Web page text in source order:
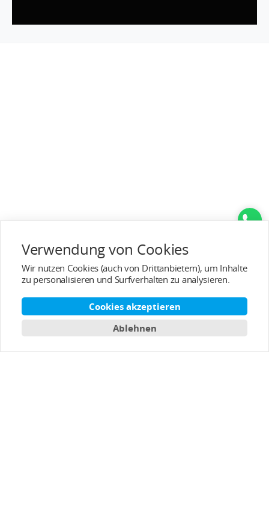
Beliebte Kategorien
Verwendung von Cookies
Wir nutzen Cookies (auch von Drittanbietern), um Inhalte
zu personalisieren und Surfverhalten zu analysieren.
Cookies akzeptieren
Ablehnen